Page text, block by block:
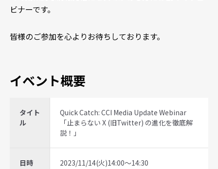
ビナーです。
皆様のご参加を心よりお待ちしております。
イベント概要
タイト
ル
Quick Catch: CCI Media Update Webinar
「止まらない X (旧Twitter) の進化を徹底解
説！」
日時 2023/11/14(火)14:00～14:30